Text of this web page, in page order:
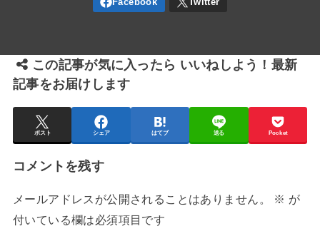
この記事が気に入ったら いいねしよう！最新
記事をお届けします
ポスト シェア はてブ 送る Pocket
コメントを残す
メールアドレスが公開されることはありません。 ※ が
付いている欄は必須項目です